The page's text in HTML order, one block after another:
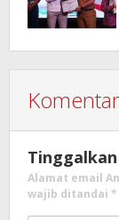
Komentar
Alamat email
wajib ditandai *